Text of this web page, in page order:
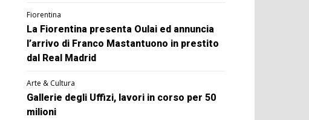
Fiorentina
La Fiorentina presenta Oulai ed annuncia
l’arrivo di Franco Mastantuono in prestito
dal Real Madrid
Arte & Cultura
Gallerie degli Uffizi, lavori in corso per 50
milioni